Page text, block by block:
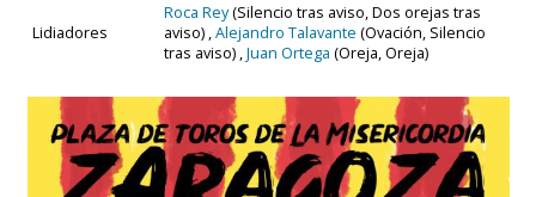
Lidiadores
Roca Rey(Silencio tras aviso, Dos orejas tras
aviso) ,Alejandro Talavante (Ovación, Silencio
tras aviso) ,Juan Ortega (Oreja, Oreja)